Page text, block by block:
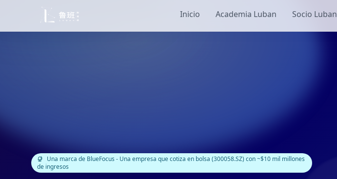
Inicio Academia Luban Socio Luban
Una marca de BlueFocus - Una empresa que cotiza en bolsa (300058.SZ) con ~$10 mil millones
de ingresos